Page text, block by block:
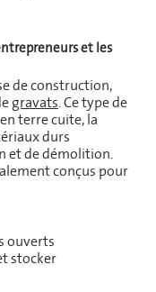
et les
de construction,
gravats. Ce type de
terre cuite, la
durs
et de démolition.
conçus pour
ouverts
stocker